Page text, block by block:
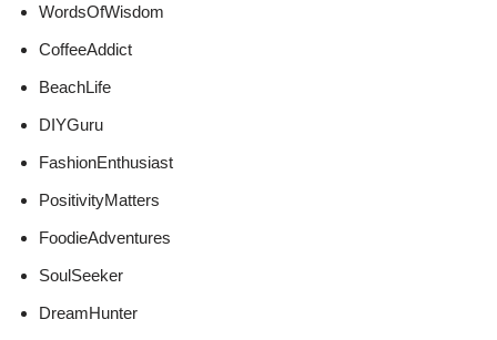
WordsOfWisdom
CoffeeAddict
BeachLife
DIYGuru
FashionEnthusiast
PositivityMatters
FoodieAdventures
SoulSeeker
DreamHunter